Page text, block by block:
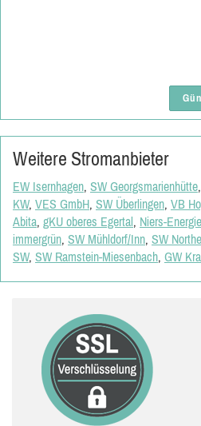
Weitere Stromanbieter
EW Isernhagen, SW Georgsmarienhütte,
KW, VES GmbH, SW Überlingen, VB
Abita, gKU oberes Egertal, Niers-Energie
immergrün, SW Mühldorf/Inn, SW
SW, SW Ramstein-Miesenbach, GW